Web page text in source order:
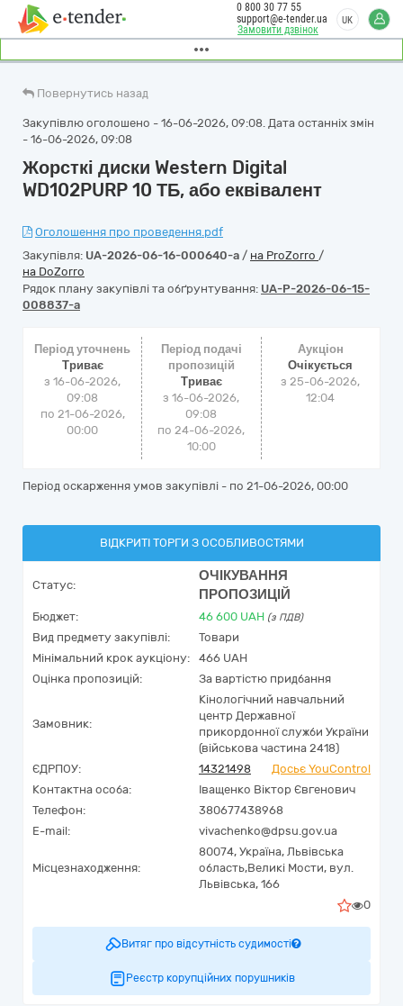
Замовити дзвінок
0 800 30 77 55
support@e-tender.ua
UK
Повернутись назад
Закупівлю оголошено - 16-06-2026, 09:08. Дата останніх змін
- 16-06-2026, 09:08
Жорсткі диски Western Digital
WD102PURP 10 ТБ, або еквівалент
Оголошення про проведення.pdf
Закупівля: UA-2026-06-16-000640-a / на ProZorro /
на DoZorro
Рядок плану закупівлі та обґрунтування: UA-P-2026-06-15-
008837-a
Період уточнень
Триває
з 16-06-2026,
09:08
по 21-06-2026,
00:00
Період подачі
пропозицій
Триває
з 16-06-2026,
09:08
по 24-06-2026,
10:00
Аукціон
Очікується
з25-06-2026,
12:04
Період оскарження умов закупівлі - по 21-06-2026, 00:00
ВІДКРИТІ ТОРГИ З ОСОБЛИВОСТЯМИ
Статус:
ОЧІКУВАННЯ
ПРОПОЗИЦІЙ
Бюджет: 46 600 UAH (з ПДВ)
Вид предмету закупівлі:
Товари
Мінімальний крок аукціону:
466 UAH
Оцінка пропозицій:
За вартістю придбання
Замовник:
Кінологічний навчальний
центр Державної
прикордонної служби України
(військова частина 2418)
ЄДРПОУ:
14321498
Досьє YouControl
Контактна особа:
Іващенко Віктор Євгенович
Телефон:
380677438968
E-mail:
vivachenko@dpsu.gov.ua
Місцезнаходження:
80074, Україна, Львівська
область,Великі Мости, вул.
Львівська, 166
0
Витяг про відсутність судимості
Реєстр корупційних порушників